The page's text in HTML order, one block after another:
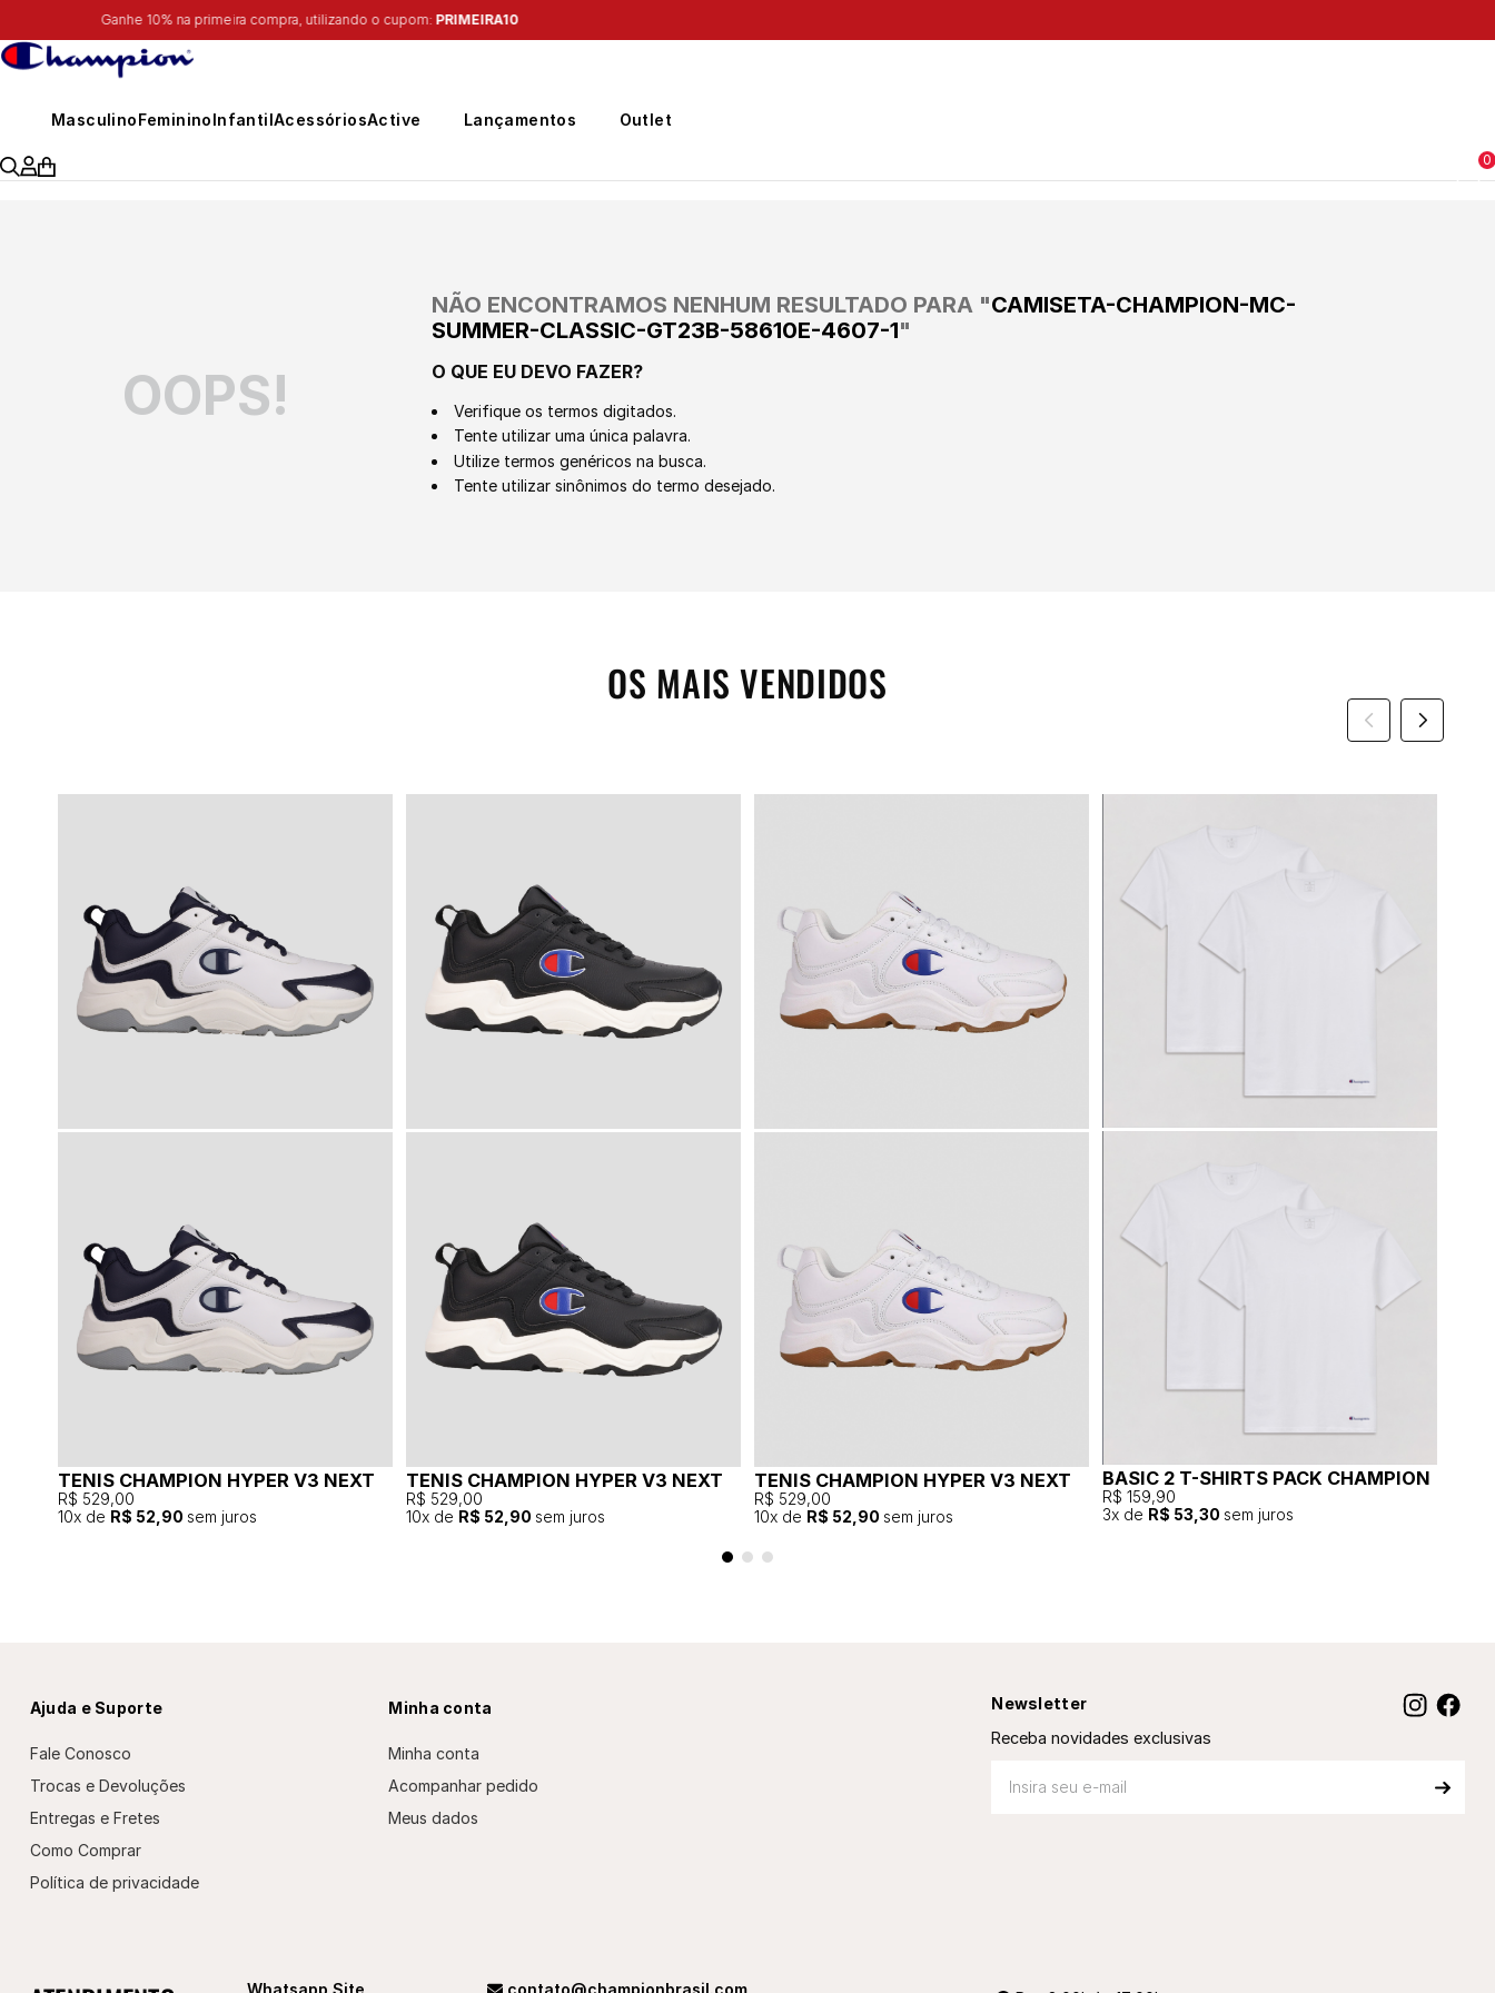
MasculinoFemininoInfantilAcessóriosActive Lançamentos Outlet
0
OOPS!
NÃO ENCONTRAMOS NENHUM RESULTADO PARA "CAMISETA-CHAMPION-MC-
SUMMER-CLASSIC-GT23B-58610E-4607-1"
O QUE EU DEVO FAZER?
Verifique os termos digitados.
Tente utilizar uma única palavra.
Utilize termos genéricos na busca.
Tente utilizar sinônimos do termo desejado.
OS MAIS VENDIDOS
TENIS CHAMPION HYPER V3 NEXT
R$ 529,00
10x de R$ 52,90 sem juros
TENIS CHAMPION HYPER V3 NEXT
R$ 529,00
10x de R$ 52,90 sem juros
TENIS CHAMPION HYPER V3 NEXT
R$ 529,00
10x de R$ 52,90 sem juros
BASIC 2 T-SHIRTS PACK CHAMPION
R$ 159,90
3x de R$ 53,30 sem juros
Newsletter
Receba novidades exclusivas
Ajuda e Suporte
Fale Conosco
Trocas e Devoluções
Entregas e Fretes
Como Comprar
Política de privacidade
Minha conta
Minha conta
Acompanhar pedido
Meus dados
Whatsapp Site contato@championbrasil.com